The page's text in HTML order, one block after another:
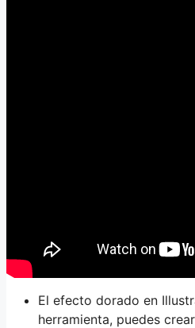
El efecto dorado en
herramienta, puedes